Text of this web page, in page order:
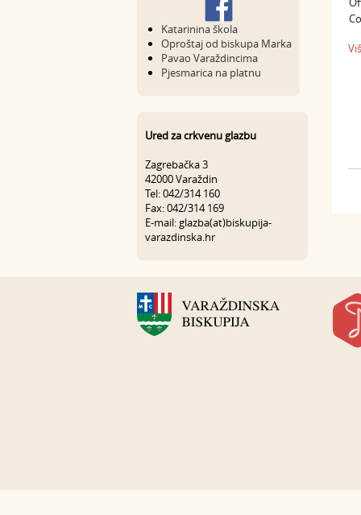
Katarinina škola
Oproštaj od biskupa Marka
Pavao Varaždincima
Pjesmarica na platnu
Ured za crkvenu glazbu
Zagrebačka 3
42000 Varaždin
Tel: 042/314 160
Fax: 042/314 169
E-mail: glazba(at)biskupija-
varazdinska.hr